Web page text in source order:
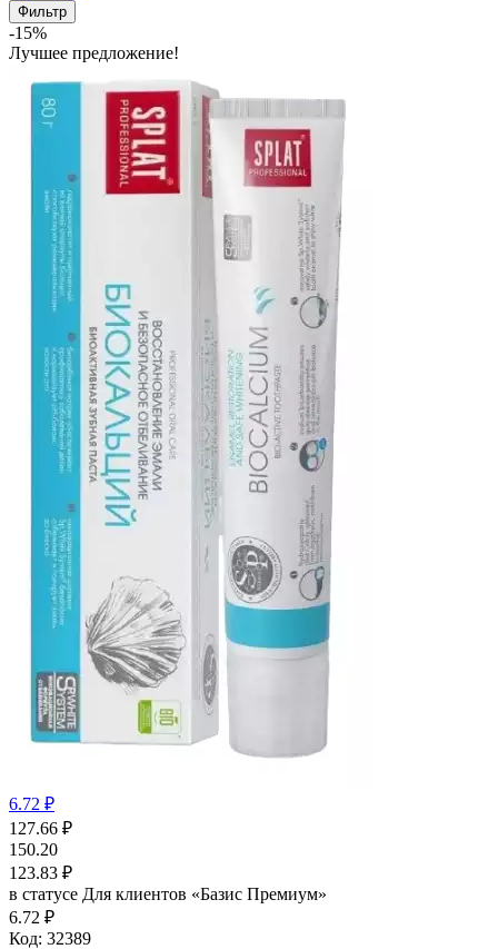
Фильтр
-15%
Лучшее предложение!
6.72 ₽
127.66 ₽
150.20
123.83 ₽
в статусе Для клиентов «Базис Премиум»
6.72 ₽
Код: 32389